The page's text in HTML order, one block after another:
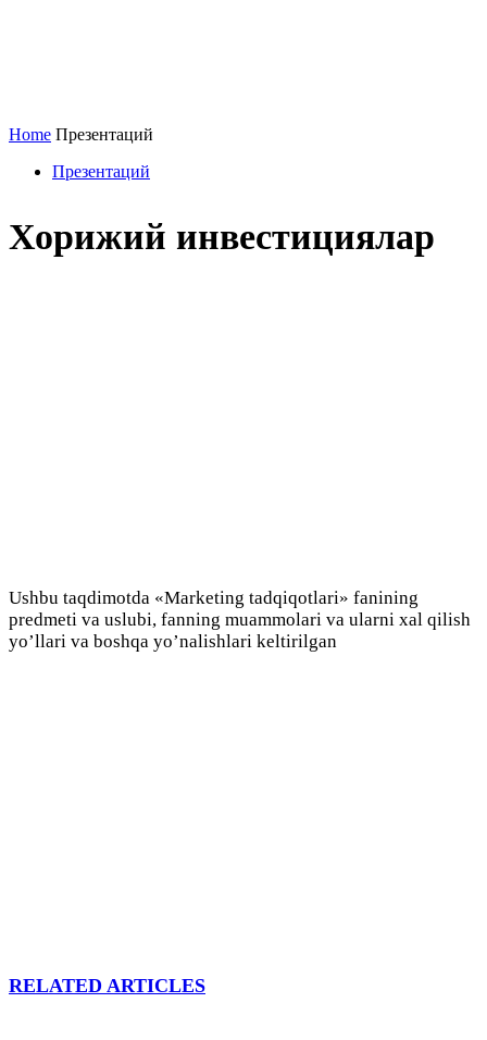
Home Презентаций
Презентаций
Хорижий инвестициялар
Ushbu taqdimotda «Маrkеting tаdqiqоtlаri» fаnining
prеdmеti vа uslubi, fаnning muаmmоlаri vа ulаrni хаl qilish
yo’llаri va boshqa yo’nalishlari keltirilgan
RELATED ARTICLES